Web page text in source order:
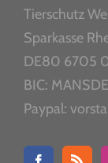
Tierschutz
Sparkasse
DE80 6705
BIC:
Paypal: